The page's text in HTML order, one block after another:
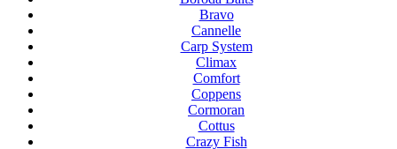
Bravo
Cannelle
Carp System
Climax
Comfort
Coppens
Cormoran
Cottus
Crazy Fish